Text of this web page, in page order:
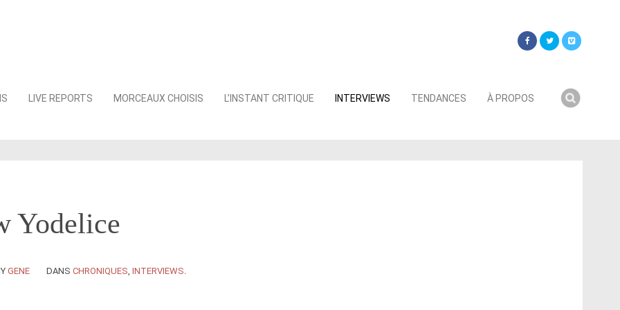
LIVE REPORTS MORCEAUX CHOISIS L’INSTANT CRITIQUE INTERVIEWS TENDANCES À PROPOS
Yodelice
GENE DANS CHRONIQUES INTERVIEWS